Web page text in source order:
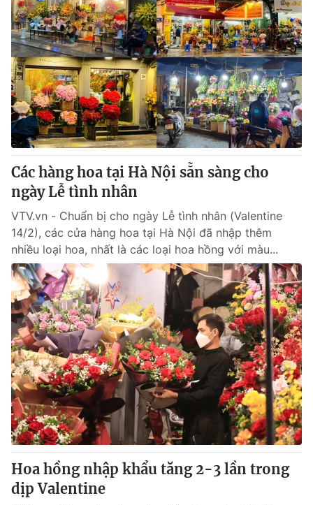
Liên hệ quảng cáo:024-7300.7108
® Cấm sao chép dưới mọi hình thức nếu không có sự chấp
thuận bằng văn bản. Ghi rõ nguồn VTV.vn khi phát hành lại
thông tin từ website này.
Các hàng hoa tại Hà Nội sẵn sàng cho
ngày Lễ tình nhân
VTV.vn - Chuẩn bị cho ngày Lễ tình nhân (Valentine
14/2), các cửa hàng hoa tại Hà Nội đã nhập thêm
nhiều loại hoa, nhất là các loại hoa hồng với màu...
Hoa hồng nhập khẩu tăng 2-3 lần trong
dịp Valentine